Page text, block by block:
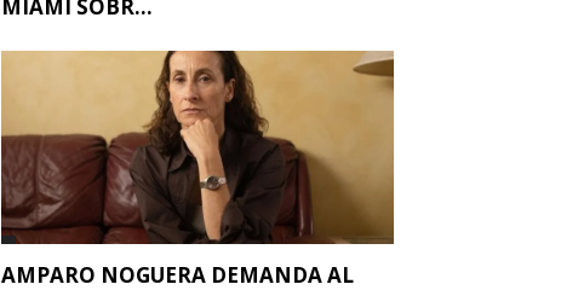
MIAMI SOBR...
AMPARO NOGUERA DEMANDA AL